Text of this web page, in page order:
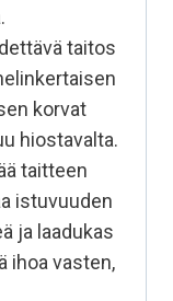
taitos
korvat
hiostavalta.
taitteen
istuvuuden
ja laadukas
ihoa vasten,